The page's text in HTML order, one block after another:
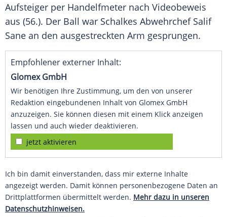
Aufsteiger per Handelfmeter nach Videobeweis
aus (56.). Der Ball war Schalkes Abwehrchef Salif
Sane an den ausgestreckten Arm gesprungen.
Empfohlener externer Inhalt:
Glomex GmbH
Wir benötigen Ihre Zustimmung, um den von unserer
Redaktion eingebundenen Inhalt von Glomex GmbH
anzuzeigen. Sie können diesen mit einem Klick anzeigen
lassen und auch wieder deaktivieren.
jetzt aktivieren
Ich bin damit einverstanden, dass mir externe Inhalte
angezeigt werden. Damit können personenbezogene Daten an
Drittplattformen übermittelt werden. Mehr dazu in unseren
Datenschutzhinweisen.